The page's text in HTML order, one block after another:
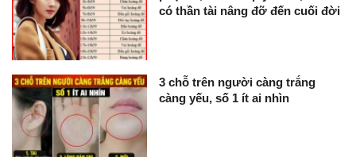
có thần tài nâng đỡ đến cuối đời
3 chỗ trên người càng trắng
càng yếu, số 1 ít ai nhìn